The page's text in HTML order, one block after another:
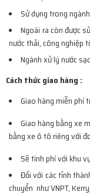
Sử dụng trong
Ngoài ra còn được
nước thải, công nghiệp
Ngành xử lý nước
Cách thức giao hàng :
Giao hàng miễn phí
Giao hàng bằng xe
bằng xe ô tô riêng với
Sẽ tính phí với khu
Đối với các tỉnh
chuyển như VNPT,